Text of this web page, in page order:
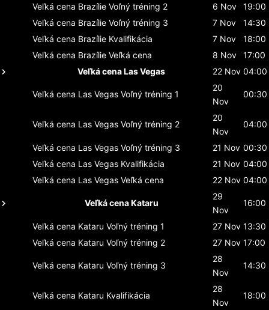
Veľká cena Brazílie Voľný tréning 2 6 Nov
19:00
Veľká cena Brazílie Voľný tréning 3 7 Nov
14:30
Veľká cena Brazílie Kvalifikácia 7 Nov
18:00
Veľká cena Brazílie Veľká cena 8 Nov
17:00
Veľká cena Las Vegas
22 Nov 04:00
Veľká cena Las Vegas Voľný tréning 1
20
Nov
00:30
Veľká cena Las Vegas Voľný tréning 2
20
Nov
04:00
Veľká cena Las Vegas Voľný tréning 3 21 Nov 00:30
Veľká cena Las Vegas Kvalifikácia 21 Nov 04:00
Veľká cena Las Vegas Veľká cena 22 Nov 04:00
Veľká cena Kataru
29
Nov
16:00
Veľká cena Kataru Voľný tréning 1 27 Nov 13:30
Veľká cena Kataru Voľný tréning 2 27 Nov 17:00
Veľká cena Kataru Voľný tréning 3
28
Nov
14:30
Veľká cena Kataru Kvalifikácia
28
Nov
18:00